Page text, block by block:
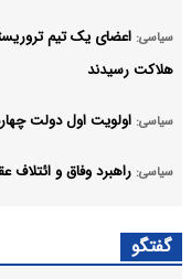
سیاسی: اعضای یک تیم
هلاکت رسیدند
سیاسی: اولویت اول دولت
سیاسی: راهبرد وفاق و ائتلاف
گفتگو